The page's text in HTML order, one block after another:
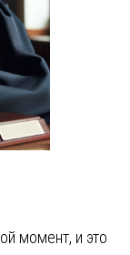
момент, и это